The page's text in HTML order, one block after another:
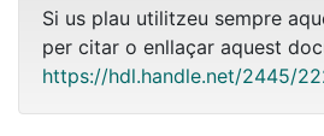
Si us plau utilitzeu sempre
per citar o enllaçar aquest
https://hdl.handle.net/2445/